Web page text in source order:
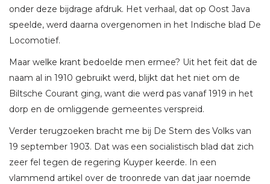
onder deze bijdrage afdruk. Het verhaal, dat op Oost Java
speelde, werd daarna overgenomen in het Indische blad De
Locomotief.
Maar welke krant bedoelde men ermee? Uit het feit dat de
naam al in 1910 gebruikt werd, blijkt dat het niet om de
Biltsche Courant ging, want die werd pas vanaf 1919 in het
dorp en de omliggende gemeentes verspreid.
Verder terugzoeken bracht me bij De Stem des Volks van
19 september 1903. Dat was een socialistisch blad dat zich
zeer fel tegen de regering Kuyper keerde. In een
vlammend artikel over de troonrede van dat jaar noemde